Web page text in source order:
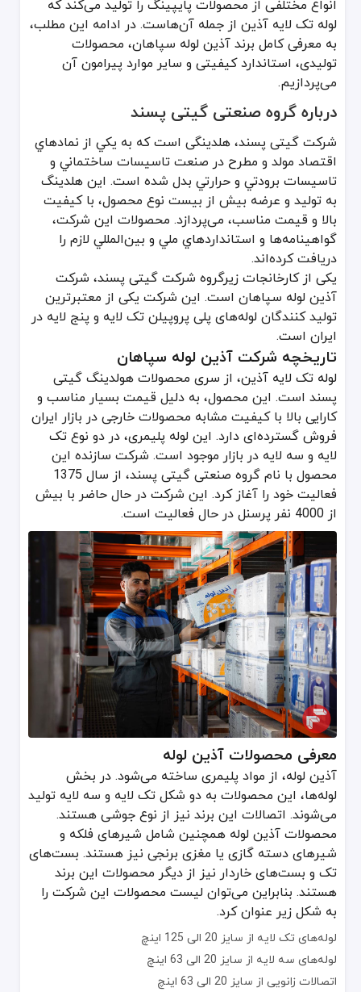
چهار راهی در دو سایز 20 و 25 اینچ
بوشن‌های جوشی(معمولی) از سایز 20 الی 125 اینچ
بوشن‌های مغزی فلزی از سایز 20 الی 63 اینچ
بوشن‌های توپیچ فلزی از سایز 20 الی 110 اینچ
زانو مغزی دیواری از سایز 20 الی 25 اینچ
زانو بوشن فلزی دیواری از سایز 20 الی 63 اینچ
زانو مغزی دیواری از سایز 20 الی 25 اینچ
زانو بوشن فلز زوج از سایز 20 الی 25 اینچ
مهره ماسوره بوشن فلز و دوسرجوش از سایز 20 الی 63 اینچ
شیرفلکه و شیرمغزی برنجی (دسته گازی) از سایز 20 الی 63 اینچ
رده قیمتی محصولات
عوامل مختلفی مانند قیمت مواد اولیه، دلار، سایز محصولات و سایر موارد، بر قیمت روز لوله‌
استاندارد کیفیتی آذین لوله سپاهان
تمرکز این برند، بر روی کیفیت محصولاتی است که تولید می‌کند. آزمایشگاه
بازار رقابتی
علاوه بر برند آذین، با به روز شدن و پیشرفت تکنولوژی، کارخانجات
هولدینگ چابهار
لوله سبز
تک بسپار
نیک بسپار
لوله آسیا
هاکان ترک
شرکت یزد پلیمر
افتخارات و دستاوردهای آذین لوله
این شرکت، عنوان بزرگترین تولید کننده لوله و اتصالات پلی پروپیلن در ایران و منطقه، با ظرفیت ۱۰۰ میلیون متر لوله تک لایه و
فروشگاه لوله و اتصالات فولادین، به عنوان عرضه کننده انواع لوله
انواع مختلفی از محصولات پایپینگ را تولید می‌کند که
لوله تک لایه آذین از جمله آن‌هاست. در ادامه این مطلب،
به معرفی کامل برند آذین لوله سپاهان، محصولات
تولیدی، استاندارد کیفیتی و سایر موارد پیرامون آن
می‌پردازیم.
درباره گروه صنعتی گیتی پسند
شرکت گیتی پسند، هلدینگی است که به يكي از نمادهاي
اقتصاد مولد و مطرح در صنعت تاسيسات ساختماني و
تاسيسات برودتي و حرارتي بدل شده است. این هلدینگ
به توليد و عرضه بيش از بيست نوع محصول، با كيفيت
بالا و قيمت مناسب، می‌پردازد. محصولات این شرکت،
گواهينامه‌ها و استانداردهاي ملي و بين‌المللي لازم را
دريافت كرده‌اند.
یکی از کارخانجات زیرگروه شرکت گیتی پسند، شرکت
آذین لوله سپاهان است. این شرکت یکی از معتبرترین
تولید کنندگان لوله‌های پلی پروپیلن تک لایه و پنج لایه در
ایران است.
تاریخچه شرکت آذین لوله سپاهان
لوله تک لایه آذین، از سری محصولات هولدینگ گیتی
پسند است. این محصول، به دلیل قیمت بسیار مناسب و
کارایی بالا با کیفیت مشابه محصولات خارجی در بازار ایران
فروش گسترده‌ای دارد. این لوله پلیمری، در دو نوع تک
لایه و سه لایه در بازار موجود است. شرکت سازنده این
محصول با نام گروه صنعتی گیتی پسند، از سال 1375
فعالیت خود را آغاز کرد. این شرکت در حال حاضر با بیش
از 4000 نفر پرسنل در حال فعالیت است.
معرفی محصولات آذین لوله
آذین لوله، از مواد پلیمری ساخته می‌شود. در بخش
لوله‌ها، این محصولات به دو شکل تک لایه و سه لایه تولید
می‌شوند. اتصالات این برند نیز از نوع جوشی هستند.
محصولات آذین لوله همچنین شامل شیرهای فلکه و
شیرهای دسته گازی یا مغزی برنجی نیز هستند. بست‌های
تک و بست‌های خاردار نیز از دیگر محصولات این برند
هستند. بنابراین می‌توان لیست محصولات این شرکت را
به شکل زیر عنوان کرد.
لوله‌های تک لایه از سایز 20 الی 125 اینچ
لوله‌های سه لایه از سایز 20 الی 63 اینچ
اتصالات زانویی از سایز 20 الی 63 اینچ